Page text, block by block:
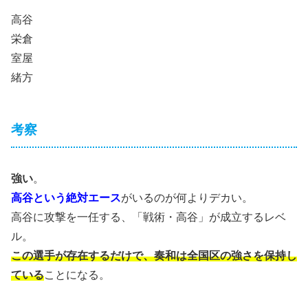
高谷
栄倉
室屋
緒方
考察
強い。
高谷という絶対エースがいるのが何よりデカい。
高谷に攻撃を一任する、「戦術・高谷」が成立するレベ
ル。
この選手が存在するだけで、奏和は全国区の強さを保持し
ていることになる。